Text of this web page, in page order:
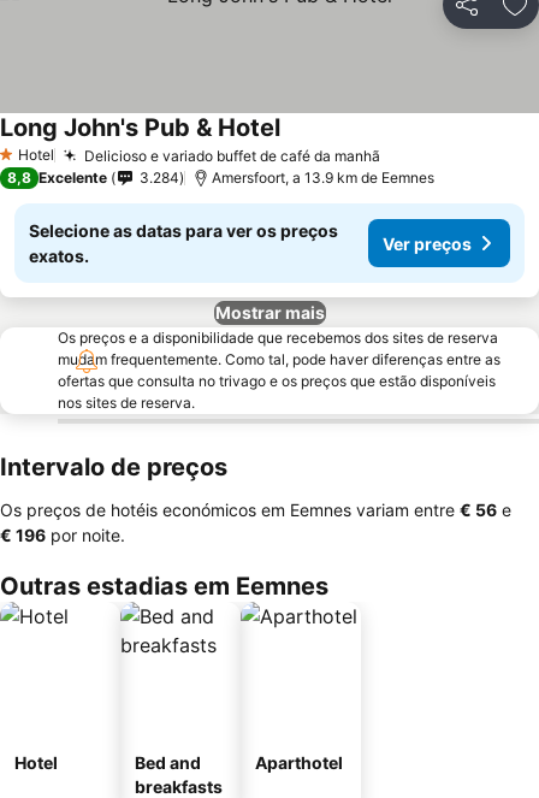
Partilhar
1 Estrelas
Hotel Delicioso e variado buffet de café da manhã
Long John's Pub & Hotel
8,8 Excelente 3.284 Amersfoort, a 13.9 km de Eemnes
Selecione as datas para ver os preços
exatos.
Ver preços
Mostrar mais
Os preços e a disponibilidade que recebemos dos sites de reserva
mudam frequentemente. Como tal, pode haver diferenças entre as
ofertas que consulta no trivago e os preços que estão disponíveis
nos sites de reserva.
Intervalo de preços
Os preços de hotéis económicos em Eemnes variam entre ‎€ 56 e
‎€ 196 por noite.
Outras estadias em Eemnes
Hotel
Bed and
breakfasts
Aparthotel